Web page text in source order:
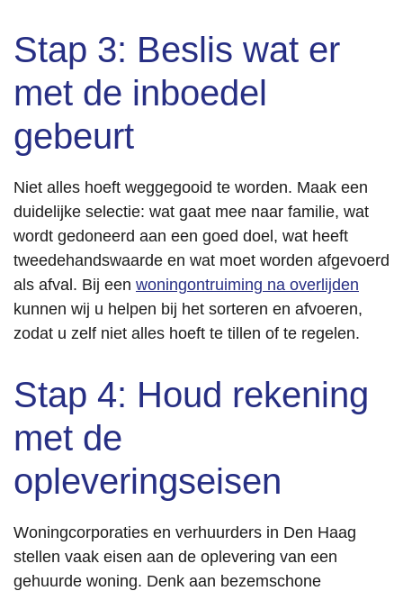
Stap 3: Beslis wat er
met de inboedel
gebeurt
Niet alles hoeft weggegooid te worden. Maak een
duidelijke selectie: wat gaat mee naar familie, wat
wordt gedoneerd aan een goed doel, wat heeft
tweedehandswaarde en wat moet worden afgevoerd
als afval. Bij een woningontruiming na overlijden
kunnen wij u helpen bij het sorteren en afvoeren,
zodat u zelf niet alles hoeft te tillen of te regelen.
Stap 4: Houd rekening
met de
opleveringseisen
Woningcorporaties en verhuurders in Den Haag
stellen vaak eisen aan de oplevering van een
gehuurde woning. Denk aan bezemschone